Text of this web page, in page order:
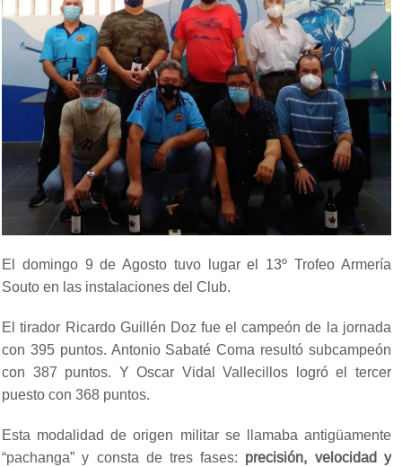
El domingo 9 de Agosto tuvo lugar el 13º Trofeo Armería
Souto en las instalaciones del Club.
El tirador Ricardo Guillén Doz fue el campeón de la jornada
con 395 puntos. Antonio Sabaté Coma resultó subcampeón
con 387 puntos. Y Oscar Vidal Vallecillos logró el tercer
puesto con 368 puntos.
Esta modalidad de origen militar se llamaba antigüamente
“pachanga” y consta de tres fases: precisión, velocidad y